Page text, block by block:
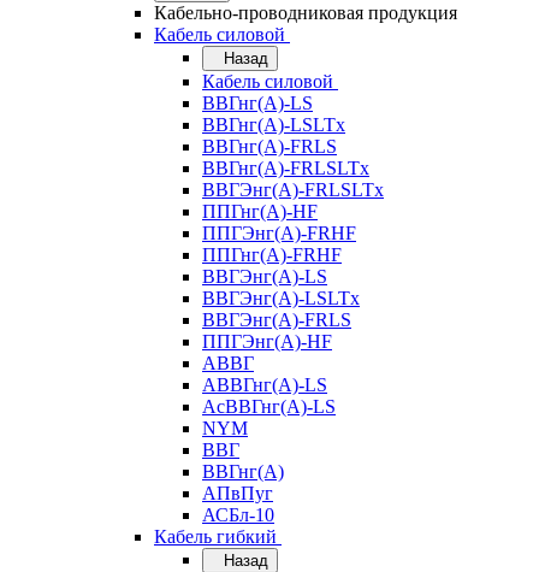
Кабельно-проводниковая продукция
Кабель силовой
Назад
Кабель силовой
ВВГнг(А)-LS
ВВГнг(А)-LSLTx
ВВГнг(А)-FRLS
ВВГнг(А)-FRLSLTx
ВВГЭнг(А)-FRLSLTx
ППГнг(А)-HF
ППГЭнг(А)-FRHF
ППГнг(А)-FRHF
ВВГЭнг(А)-LS
ВВГЭнг(А)-LSLTx
ВВГЭнг(А)-FRLS
ППГЭнг(А)-HF
АВВГ
АВВГнг(А)-LS
АсВВГнг(А)-LS
NYM
ВВГ
ВВГнг(А)
АПвПуг
АСБл-10
Кабель гибкий
Назад